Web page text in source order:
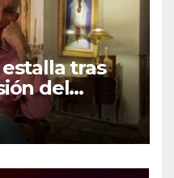
tras
del